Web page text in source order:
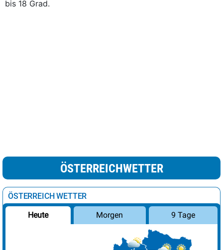
bis 18 Grad.
ÖSTERREICHWETTER
ÖSTERREICH WETTER
Heute Morgen 9 Tage